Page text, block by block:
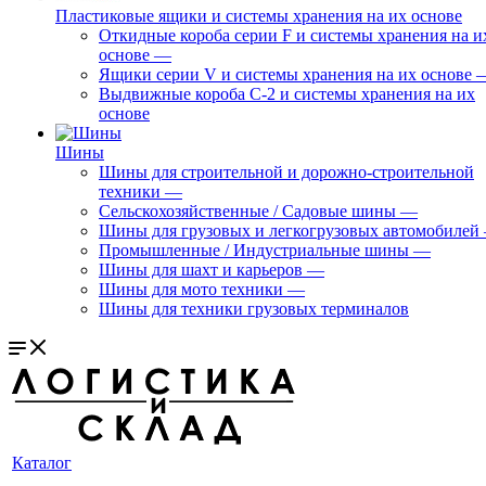
Пластиковые ящики и системы хранения на их основе
Откидные короба серии F и системы хранения на
основе —
Ящики серии V и системы хранения на их основе
Выдвижные короба С-2 и системы хранения на их
основе
Шины
Шины для строительной и дорожно-строительной
техники —
Сельскохозяйственные / Садовые шины —
Шины для грузовых и легкогрузовых автомобилей
Промышленные / Индустриальные шины —
Шины для шахт и карьеров —
Шины для мото техники —
Шины для техники грузовых терминалов
Каталог